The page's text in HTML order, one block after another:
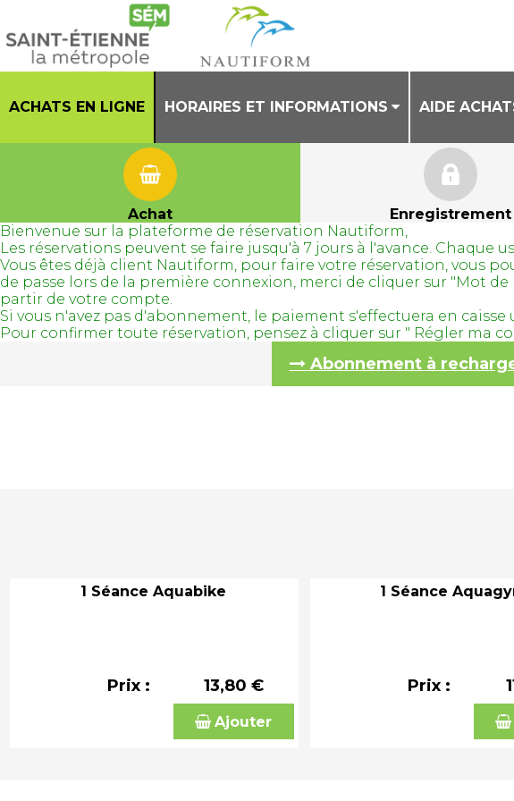
ACHATS EN LIGNE HORAIRES ET INFORMATIONS
PRESENTATION
HORAIRES CENTRE AQUATIQUE
REGLEMENT INTERIEUR
TENUES AUTORISEES
AIDE
AIDE
Achat Enregistrement
Bienvenue sur la plateforme de réservation Nautiform,
Les réservations peuvent se faire jusqu'à 7 jours à l'avance. Chaque
Vous êtes déjà client Nautiform, pour faire votre réservation, vous
de passe lors de la première connexion, merci de cliquer sur "Mot
partir de votre compte.
Si vous n'avez pas d'abonnement, le paiement s'effectuera en
Pour confirmer toute réservation, pensez à cliquer sur " Régler ma
Abonnement à
1 Séance Aquabike
Prix : 13,80 €
Ajouter
1 Séance
Prix :